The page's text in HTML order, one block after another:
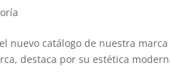
nuevo catálogo de nuestra
destaca por su estética